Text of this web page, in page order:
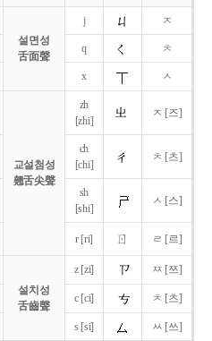
설면성
舌面聲
j ㅈ
q ㅊ
x ㅅ
교설첨성
翹舌尖聲
zh
[zhi]
ㅈ [즈]
ch
[chi]
ㅊ [츠]
sh
[shi]
ㅅ [스]
r [ri] ㄖ ㄹ [르]
설치성
舌齒聲
z [zi] ㅉ [쯔]
c [ci] ㅊ [츠]
s [si] ㅆ [쓰]